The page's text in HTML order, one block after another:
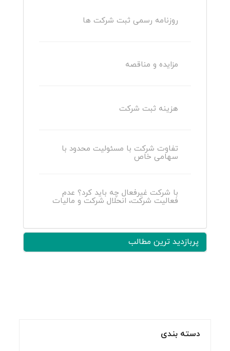
روزنامه رسمی ثبت شرکت ها
مزایده و مناقصه
هزینه ثبت شرکت
تفاوت شرکت با مسئولیت محدود با
سهامی خاص
با شرکت غیرفعال چه باید کرد؟ عدم
فعالیت شرکت، انحلال شرکت و مالیات
پربازدید ترین مطالب
دسته بندی